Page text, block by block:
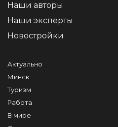
Наши авторы
Наши эксперты
Новостройки
Актуально
Минск
Туризм
Работа
В мире